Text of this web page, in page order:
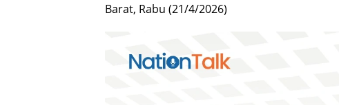
Barat, Rabu (21/4/2026)